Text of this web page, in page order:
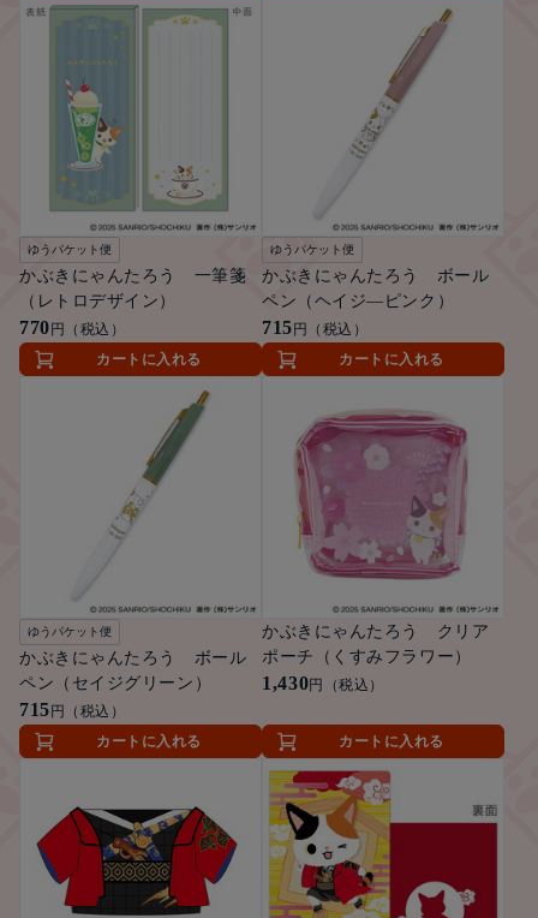
ゆうパケット便
かぶきにゃんたろう 一筆箋
（レトロデザイン）
770 円（税込）
カートに入れる
ゆうパケット便
かぶきにゃんたろう ボール
ペン（ヘイジ―ピンク）
715 円（税込）
カートに入れる
ゆうパケット便
かぶきにゃんたろう ボール
ペン（セイジグリーン）
715 円（税込）
カートに入れる
かぶきにゃんたろう クリア
ポーチ（くすみフラワー）
1,430円（税込）
カートに入れる